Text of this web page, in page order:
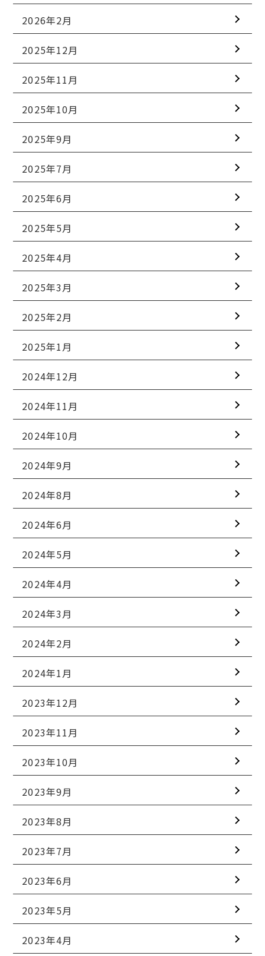
2026年2月
2025年12月
2025年11月
2025年10月
2025年9月
2025年7月
2025年6月
2025年5月
2025年4月
2025年3月
2025年2月
2025年1月
2024年12月
2024年11月
2024年10月
2024年9月
2024年8月
2024年6月
2024年5月
2024年4月
2024年3月
2024年2月
2024年1月
2023年12月
2023年11月
2023年10月
2023年9月
2023年8月
2023年7月
2023年6月
2023年5月
2023年4月